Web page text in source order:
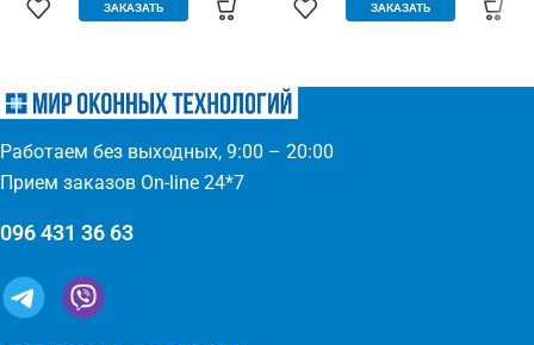
одевается и снимается -
ломается - любые формы и
трапеция - проста в установке
(инструмент не нужен)
ЗАКАЗАТЬ
и в бок - высокая прочность и
простое управление
(автоматическое выдвижение)
- широкий выбор цвета по
ЗАКАЗАТЬ
Работаем без выходных, 9:00 – 20:00
Прием заказов On-line 24*7
096 431 36 63